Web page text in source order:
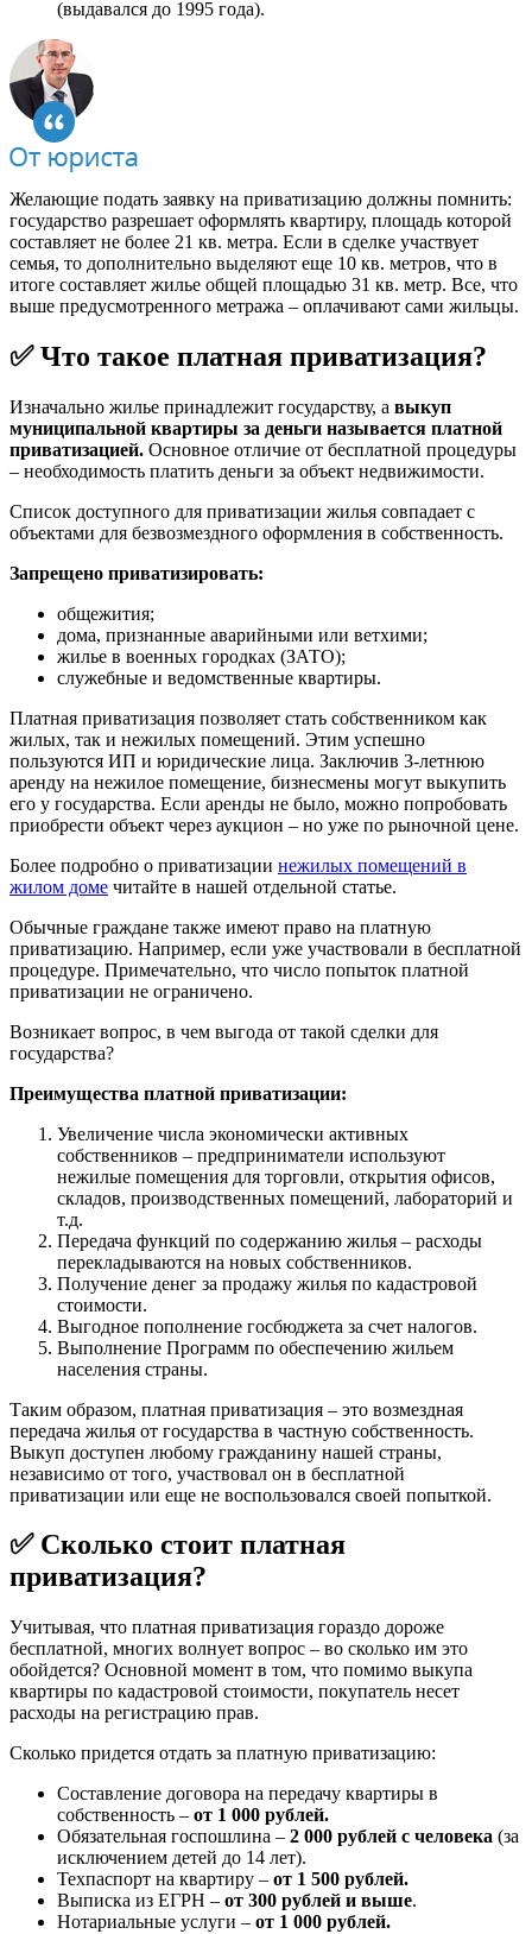
(выдавался до 1995 года).
Желающие подать заявку на приватизацию должны помнить:
государство разрешает оформлять квартиру, площадь которой
составляет не более 21 кв. метра. Если в сделке участвует
семья, то дополнительно выделяют еще 10 кв. метров, что в
итоге составляет жилье общей площадью 31 кв. метр. Все, что
выше предусмотренного метража – оплачивают сами жильцы.
✅ Что такое платная приватизация?
Изначально жилье принадлежит государству, а выкуп
муниципальной квартиры за деньги называется платной
приватизацией. Основное отличие от бесплатной процедуры
– необходимость платить деньги за объект недвижимости.
Список доступного для приватизации жилья совпадает с
объектами для безвозмездного оформления в собственность.
Запрещено приватизировать:
общежития;
дома, признанные аварийными или ветхими;
жилье в военных городках (ЗАТО);
служебные и ведомственные квартиры.
Платная приватизация позволяет стать собственником как
жилых, так и нежилых помещений. Этим успешно
пользуются ИП и юридические лица. Заключив 3-летнюю
аренду на нежилое помещение, бизнесмены могут выкупить
его у государства. Если аренды не было, можно попробовать
приобрести объект через аукцион – но уже по рыночной цене.
Более подробно о приватизации нежилых помещений в
жилом доме читайте в нашей отдельной статье.
Обычные граждане также имеют право на платную
приватизацию. Например, если уже участвовали в бесплатной
процедуре. Примечательно, что число попыток платной
приватизации не ограничено.
Возникает вопрос, в чем выгода от такой сделки для
государства?
Преимущества платной приватизации:
Увеличение числа экономически активных
собственников – предприниматели используют
нежилые помещения для торговли, открытия офисов,
складов, производственных помещений, лабораторий и
т.д.
Передача функций по содержанию жилья – расходы
перекладываются на новых собственников.
Получение денег за продажу жилья по кадастровой
стоимости.
Выгодное пополнение госбюджета за счет налогов.
Выполнение Программ по обеспечению жильем
населения страны.
Таким образом, платная приватизация – это возмездная
передача жилья от государства в частную собственность.
Выкуп доступен любому гражданину нашей страны,
независимо от того, участвовал он в бесплатной
приватизации или еще не воспользовался своей попыткой.
✅ Сколько стоит платная
приватизация?
Учитывая, что платная приватизация гораздо дороже
бесплатной, многих волнует вопрос – во сколько им это
обойдется? Основной момент в том, что помимо выкупа
квартиры по кадастровой стоимости, покупатель несет
расходы на регистрацию прав.
Сколько придется отдать за платную приватизацию:
Составление договора на передачу квартиры в
собственность – от 1 000 рублей.
Обязательная госпошлина – 2 000 рублей с человека (за
исключением детей до 14 лет).
Техпаспорт на квартиру – от 1 500 рублей.
Выписка из ЕГРН – от 300 рублей и выше.
Нотариальные услуги – от 1 000 рублей.